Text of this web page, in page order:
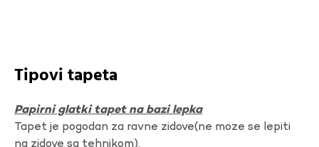
Tipovi tapeta
Papirni glatki tapet na bazi lepka
Tapet je pogodan za ravne zidove(ne moze se lepiti
na zidove sa tehnikom).